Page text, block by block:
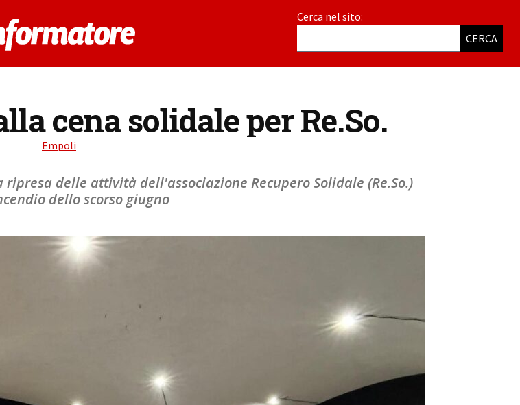
Cerca nel sito:
CERCA
cena solidale per Re.So.
Empoli
delle attività dell'associazione Recupero Solidale (Re.So.)
dello scorso giugno